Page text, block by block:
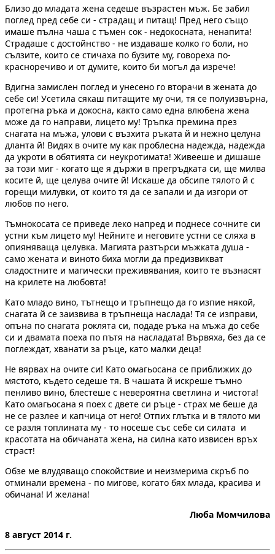
Близо до младата жена седеше възрастен мъж. Бе забил
поглед пред себе си - страдащ и питащ! Пред него също
имаше пълна чаша с тъмен сок - недокосната, ненапита!
Страдаше с достойнство - не издаваше колко го боли, но
сълзите, които се стичаха по бузите му, говореха по-
красноречиво и от думите, които би могъл да изрече!
Вдигна замислен поглед и унесено го вторачи в жената до
себе си! Усетила сякаш питащите му очи, тя се полуизвърна,
протегна ръка и докосна, както само една влюбена жена
може да го направи, лицето му! Тръпка премина през
снагата на мъжа, улови с възхита ръката й и нежно целуна
дланта й! Видях в очите му как проблесна надежда, надежда
да укроти в обятията си неукротимата! Живееше и дишаше
за този миг - когато ще я държи в прегръдката си, ще милва
косите й, ще целува очите й! Искаше да обсипе тялото й с
горещи милувки, от които тя да се запали и да изгори от
любов по него.
Тъмнокосата се приведе леко напред и поднесе сочните си
устни към лицето му! Нейните и неговите устни се сляха в
опияняваща целувка. Магията разтърси мъжката душа -
само жената и виното биха могли да предизвикват
сладостните и магически преживявания, които те възнасят
на крилете на любовта!
Като младо вино, тътнещо и тръпнещо да го изпие някой,
снагата й се заизвива в тръпнеща наслада! Тя се изправи,
опъна по снагата роклята си, подаде ръка на мъжа до себе
си и двамата поеха по пътя на насладата! Вървяха, без да се
поглеждат, хванати за ръце, като малки деца!
Не вярвах на очите си! Като омагьосана се приближих до
мястото, където седеше тя. В чашата й искреше тъмно
пенливо вино, блестеше с невероятна светлина и чистота!
Като омагьосана я поех с двете си ръце - страх ме беше да
не се разлее и капчица от него! Отпих глътка и в тялото ми
се разля топлината му - то носеше със себе си силата и
красотата на обичаната жена, на силна като извисен връх
страст!
Обзе ме влудяващо спокойствие и неизмерима скръб по
отминали времена - по мигове, когато бях млада, красива и
обичана! И желана!
Люба Момчилова
8 август 2014 г.